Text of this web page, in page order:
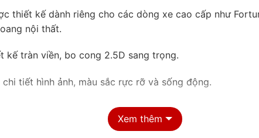
thiết kế dành riêng cho các dòng xe cao cấp như
nội thất.
kế tràn viền, bo cong 2.5D sang trọng.
tiết hình ảnh, màu sắc rực rỡ và sống động.
mọi điều kiện ánh sáng.
Xem thêm